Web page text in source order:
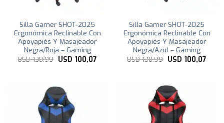
Silla Gamer SHOT-2025
Ergonómica Reclinable Con
Apoyapiés Y Masajeador
Negra/Roja – Gaming
USD138,99 El
USD
138,99.
USD 100,07El
Silla Gamer SHOT-2025
Ergonómica Reclinable Con
Apoyapiés Y Masajeador
Negra/Azul – Gaming
USD138,99 El
USD
138,99.
USD 100,07El